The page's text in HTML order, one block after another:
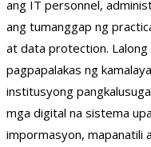
ang IT personnel,
ang tumanggap ng
at data protection. Lalong
pagpapalakas ng
institusyong
mga digital na sistema
impormasyon, mapanatili